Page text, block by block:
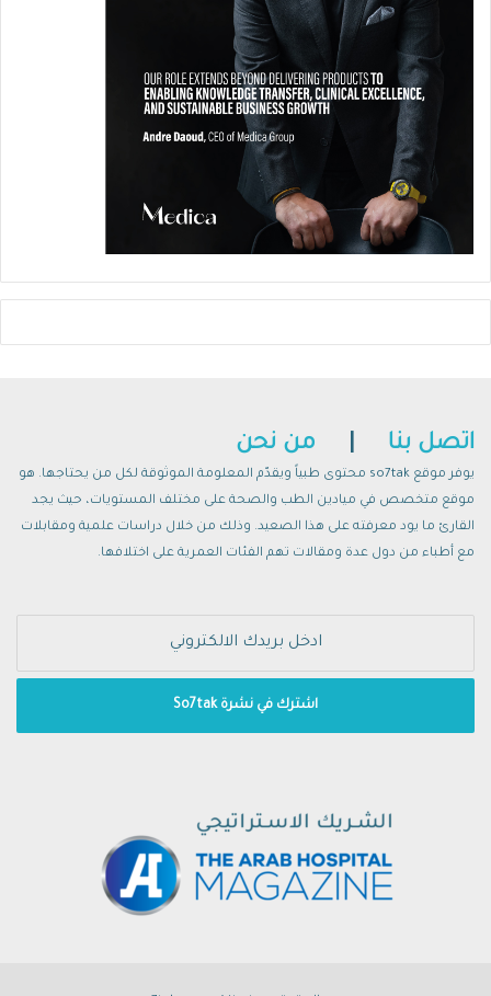
اتصل بنا من نحن
يوفر موقع so7tak محتوى طبياً ويقدّم المعلومة الموثوقة لكل من يحتاجها. هو
موقع متخصص في ميادين الطب والصحة على مختلف المستويات، حيث يجد
القارئ ما يود معرفته على هذا الصعيد. وذلك من خلال دراسات علمية ومقابلات
مع أطباء من دول عدة ومقالات تهم الفئات العمرية على اختلافها.